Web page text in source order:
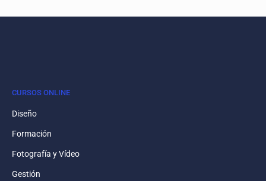
CURSOS ONLINE
Diseño
Formación
Fotografía y Vídeo
Gestión